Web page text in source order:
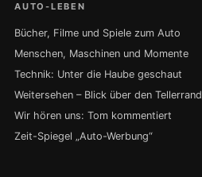
AUTO-LEBEN
Bücher, Filme und Spiele zum Auto
Menschen, Maschinen und Momente
Technik: Unter die Haube geschaut
Weitersehen – Blick über den Tellerrand
Wir hören uns: Tom kommentiert
Zeit-Spiegel „Auto-Werbung“